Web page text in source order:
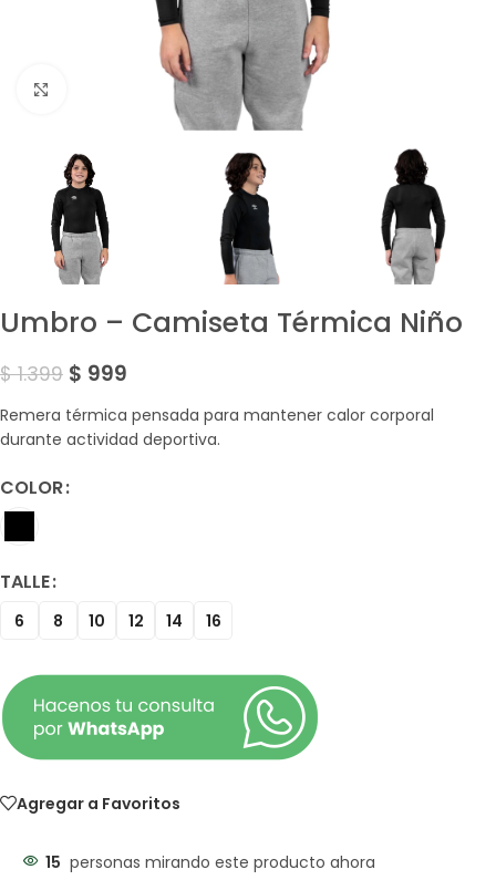
Amplía la Imagen
Umbro – Camiseta Térmica Niño
$1.399 $ 999
Remera térmica pensada para mantener calor corporal
durante actividad deportiva.
COLOR
TALLE
6 8 10 12 14 16
Agregar a Favoritos
15 personas mirando este producto ahora